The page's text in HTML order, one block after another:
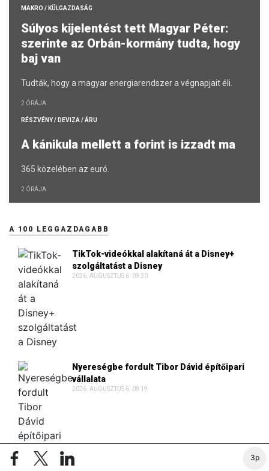
3p
MAKRO / KÜLGAZDASÁG
Súlyos kijelentést tett Magyar Péter:
szerinte az Orbán-kormány tudta, hogy
baj van
Tudták, hogy a magyar energiarendszer a végnapjait éli.
2 ÓRÁJA
RÉSZVÉNY / DEVIZA / ÁRU
A kánikula mellett a forint is izzadt ma
365 közelében az euró.
2 ÓRÁJA
A 100 LEGGAZDAGABB
TikTok-videókkal alakítaná át a Disney+
szolgáltatást a Disney
2026. AUGUSZTUS 6. 09:30
Nyereségbe fordult Tibor Dávid építőipari
vállalata
2026. AUGUSZTUS 6. 08:19